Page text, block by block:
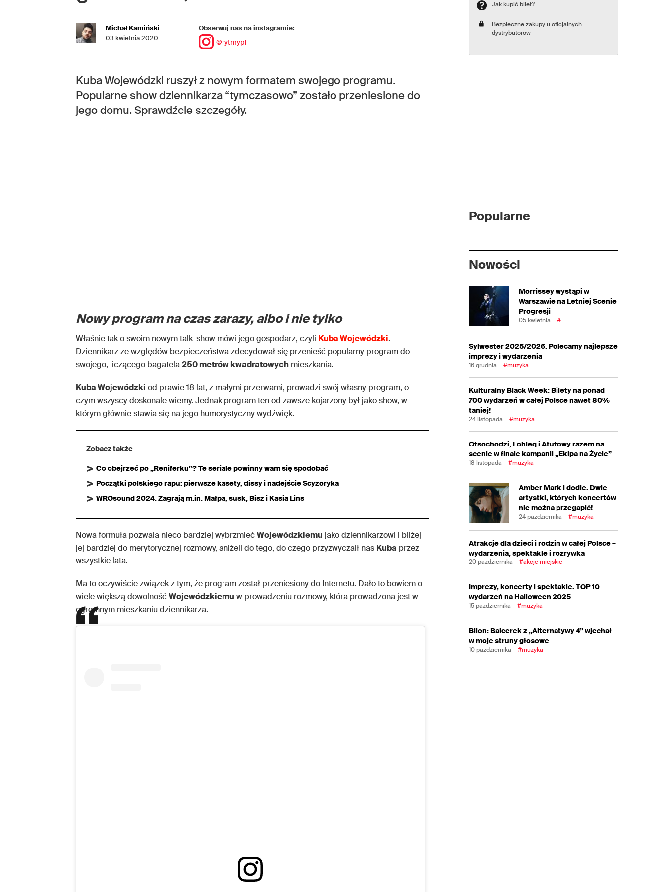
Michał Kamiński
03 kwietnia 2020
Obserwuj nas na instagramie:
@rytmypl
Kuba Wojewódzki ruszył z nowym formatem swojego programu.
Popularne show dziennikarza “tymczasowo” zostało przeniesione do
jego domu. Sprawdźcie szczegóły.
Nowy program na czas zarazy, albo i nie tylko
Właśnie tak o swoim nowym talk-show mówi jego gospodarz, czyli Kuba Wojewódzki.
Dziennikarz ze względów bezpieczeństwa zdecydował się przenieść popularny program do
swojego, liczącego bagatela250 metrów kwadratowych mieszkania.
Kuba Wojewódzki od prawie 18 lat, z małymi przerwami, prowadzi swój własny program, o
czym wszyscy doskonale wiemy. Jednak program ten od zawsze kojarzony był jako show, w
którym głównie stawia się na jego humorystyczny wydźwięk.
Zobacz także
Co obejrzeć po „Reniferku”? Te seriale powinny wam się spodobać
Początki polskiego rapu: pierwsze kasety, dissy i nadejście Scyzoryka
WROsound 2024. Zagrają m.in. Małpa, susk, Bisz i Kasia Lins
Nowa formuła pozwala nieco bardziej wybrzmiećWojewódzkiemu jako dziennikarzowi i bliżej
jej bardziej do merytorycznej rozmowy, aniżeli do tego, do czego przyzwyczaił nas Kuba przez
wszystkie lata.
Ma to oczywiście związek z tym, że program został przeniesiony do Internetu. Dało to bowiem o
wiele większą dowolnośćWojewódzkiemu w prowadzeniu rozmowy, która prowadzona jest w
ogromnym mieszkaniu dziennikarza.
Jak kupić bilet?
Bezpieczne zakupy u oficjalnych
dystrybutorów
Popularne
Nowości
Morrissey wystąpi w
Warszawie na Letniej Scenie
Progresji
05 kwietnia #
Sylwester 2025/2026. Polecamy najlepsze
imprezy i wydarzenia
16 grudnia #muzyka
Kulturalny Black Week: Bilety na ponad
700 wydarzeń w całej Polsce nawet 80%
taniej!
24 listopada #muzyka
Otsochodzi, Lohleq i Atutowy razem na
scenie w finale kampanii „Ekipa na Życie”
18 listopada #muzyka
Amber Mark i dodie. Dwie
artystki, których koncertów
nie można przegapić!
24 października #muzyka
Atrakcje dla dzieci i rodzin w całej Polsce –
wydarzenia, spektakle i rozrywka
20 października #akcje miejskie
Imprezy, koncerty i spektakle. TOP 10
wydarzeń na Halloween 2025
15 października #muzyka
Bilon: Balcerek z „Alternatywy 4” wjechał
w moje struny głosowe
10 października #muzyka